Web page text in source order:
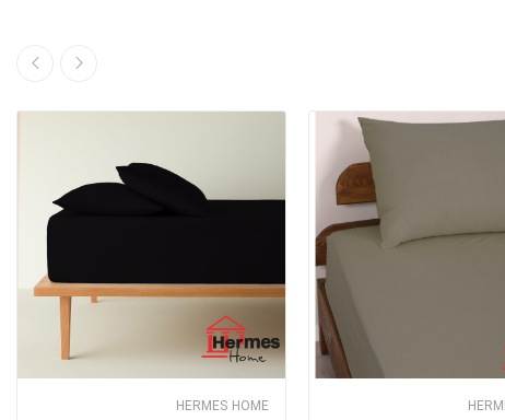
HERMES HOME